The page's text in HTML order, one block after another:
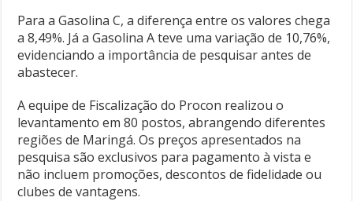
Para a Gasolina C, a diferença entre os valores chega
a 8,49%. Já a Gasolina A teve uma variação de 10,76%,
evidenciando a importância de pesquisar antes de
abastecer.
A equipe de Fiscalização do Procon realizou o
levantamento em 80 postos, abrangendo diferentes
regiões de Maringá. Os preços apresentados na
pesquisa são exclusivos para pagamento à vista e
não incluem promoções, descontos de fidelidade ou
clubes de vantagens.